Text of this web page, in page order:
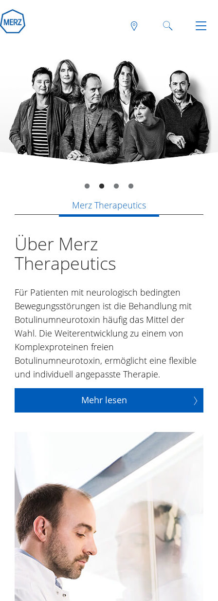
Merz Therapeutics
Über Merz
Therapeutics
Für Patienten mit neurologisch bedingten
Bewegungsstörungen ist die Behandlung mit
Botulinumneurotoxin häufig das Mittel der
Wahl. Die Weiterentwicklung zu einem von
Komplexproteinen freien
Botulinumneurotoxin, ermöglicht eine flexible
und individuell angepasste Therapie.
Mehr lesen